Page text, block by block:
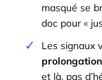
masqué se
doc pour «
Les signaux
et là, pas